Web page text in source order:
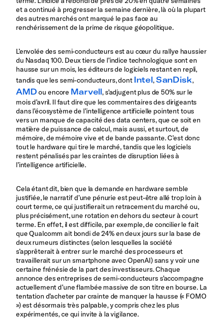
et a continué à progresser la semaine dernière, là où la plupart
des autres marchés ont marqué le pas face au
renchérissement de la prime de risque géopolitique.
L’envolée des semi-conducteurs est au cœur du rallye haussier
du Nasdaq 100. Deux tiers de l’indice technologique sont en
hausse sur un mois, les éditeurs de logiciels restant en repli,
tandis que les semi-conducteurs, dont Intel,SanDisk,
AMDou encore Marvell, s’adjugent plus de 50% sur le
mois d’avril. Il faut dire que les commentaires des dirigeants
dans l’écosystème de l’intelligence artificielle pointent tous
vers un manque de capacité des data centers, que ce soit en
matière de puissance de calcul, mais aussi, et surtout, de
mémoire, de mémoire vive et de bande passante. C’est donc
tout le hardware qui tire le marché, tandis que les logiciels
restent pénalisés par les craintes de disruption liées à
l’intelligence artificielle.
Cela étant dit, bien que la demande en hardware semble
justifiée, le narratif d’une pénurie est peut-être allé trop loin à
court terme, ce qui justifierait un retracement du marché ou,
plus précisément, une rotation en dehors du secteur à court
terme. En effet, il est difficile, par exemple, de concilier le fait
que Qualcomm ait bondi de 24% en deux jours sur la base de
deux rumeurs distinctes (selon lesquelles la société
s’apprêterait à entrer sur le marché des processeurs et
travaillerait sur un smartphone avec OpenAI) sans y voir une
certaine frénésie de la part des investisseurs. Chaque
annonce des entreprises de semi-conducteurs s’accompagne
actuellement d’une flambée massive de son titre en bourse. La
tentation d’acheter par crainte de manquer la hausse (« FOMO
») est désormais très palpable, y compris chez les plus
expérimentés, ce qui invite à la vigilance.